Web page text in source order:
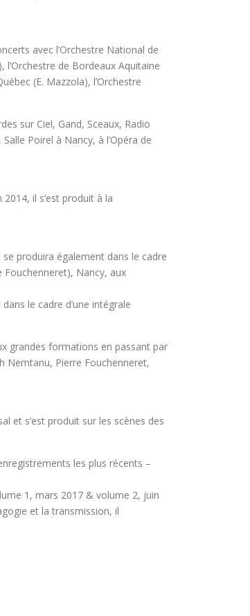
avec l’Orchestre National de
l’Orchestre de Bordeaux Aquitaine
(E. Mazzola), l’Orchestre
sur Ciel, Gand, Sceaux, Radio
Poirel à Nancy, à l’Opéra de
il s’est produit à la
produira également dans le cadre
Fouchenneret), Nancy, aux
le cadre d’une intégrale
grandes formations en passant par
Nemtanu, Pierre Fouchenneret,
et s’est produit sur les scènes des
les plus récents –
1, mars 2017 & volume 2, juin
et la transmission, il